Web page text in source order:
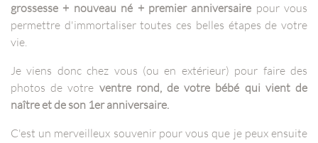
grossesse + nouveau né + premier anniversaire pour vous
permettre d'immortaliser toutes ces belles étapes de votre
vie.
Je viens donc chez vous (ou en extérieur) pour faire des
photos de votre ventre rond, de votre bébé qui vient de
naître et de son 1er anniversaire.
C'est un merveilleux souvenir pour vous que je peux ensuite